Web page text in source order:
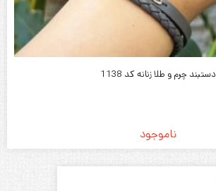
دستبند چرم و طلا زنانه کد 1138
ناموجود